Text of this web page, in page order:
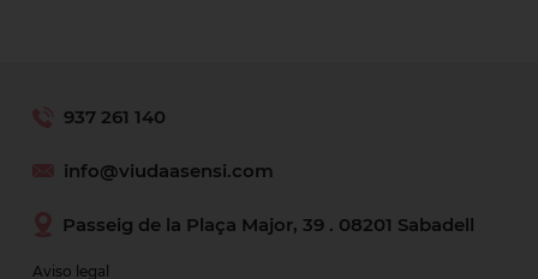
937 261 140
info@viudaasensi.com
Passeig de la Plaça Major, 39 . 08201 Sabadell
Aviso legal